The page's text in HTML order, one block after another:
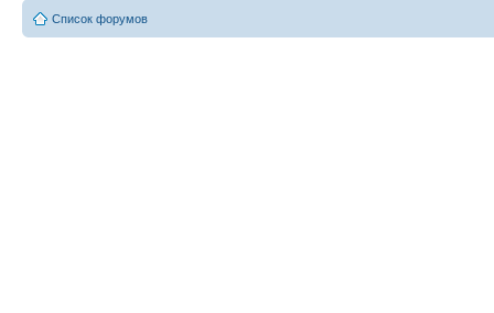
Список форумов